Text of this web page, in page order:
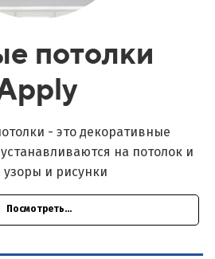
потолки
- это декоративные
на потолок и
и рисунки
Посмотреть...